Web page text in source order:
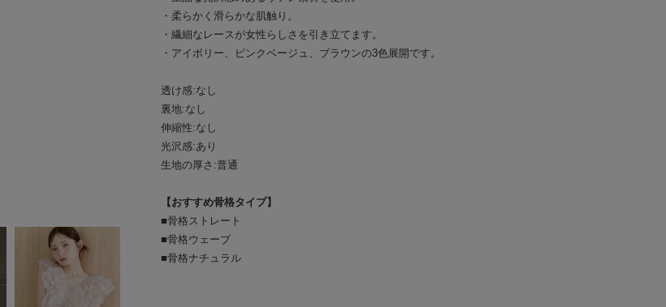
・柔らかく滑らかな肌触り。
・繊細なレースが女性らしさを引き立てます。
・アイボリー、ピンクベージュ、ブラウンの3色展開です。
透け感:なし
裏地:なし
伸縮性:なし
光沢感:あり
生地の厚さ:普通
【おすすめ骨格タイプ】
■骨格ストレート
■骨格ウェーブ
■骨格ナチュラル